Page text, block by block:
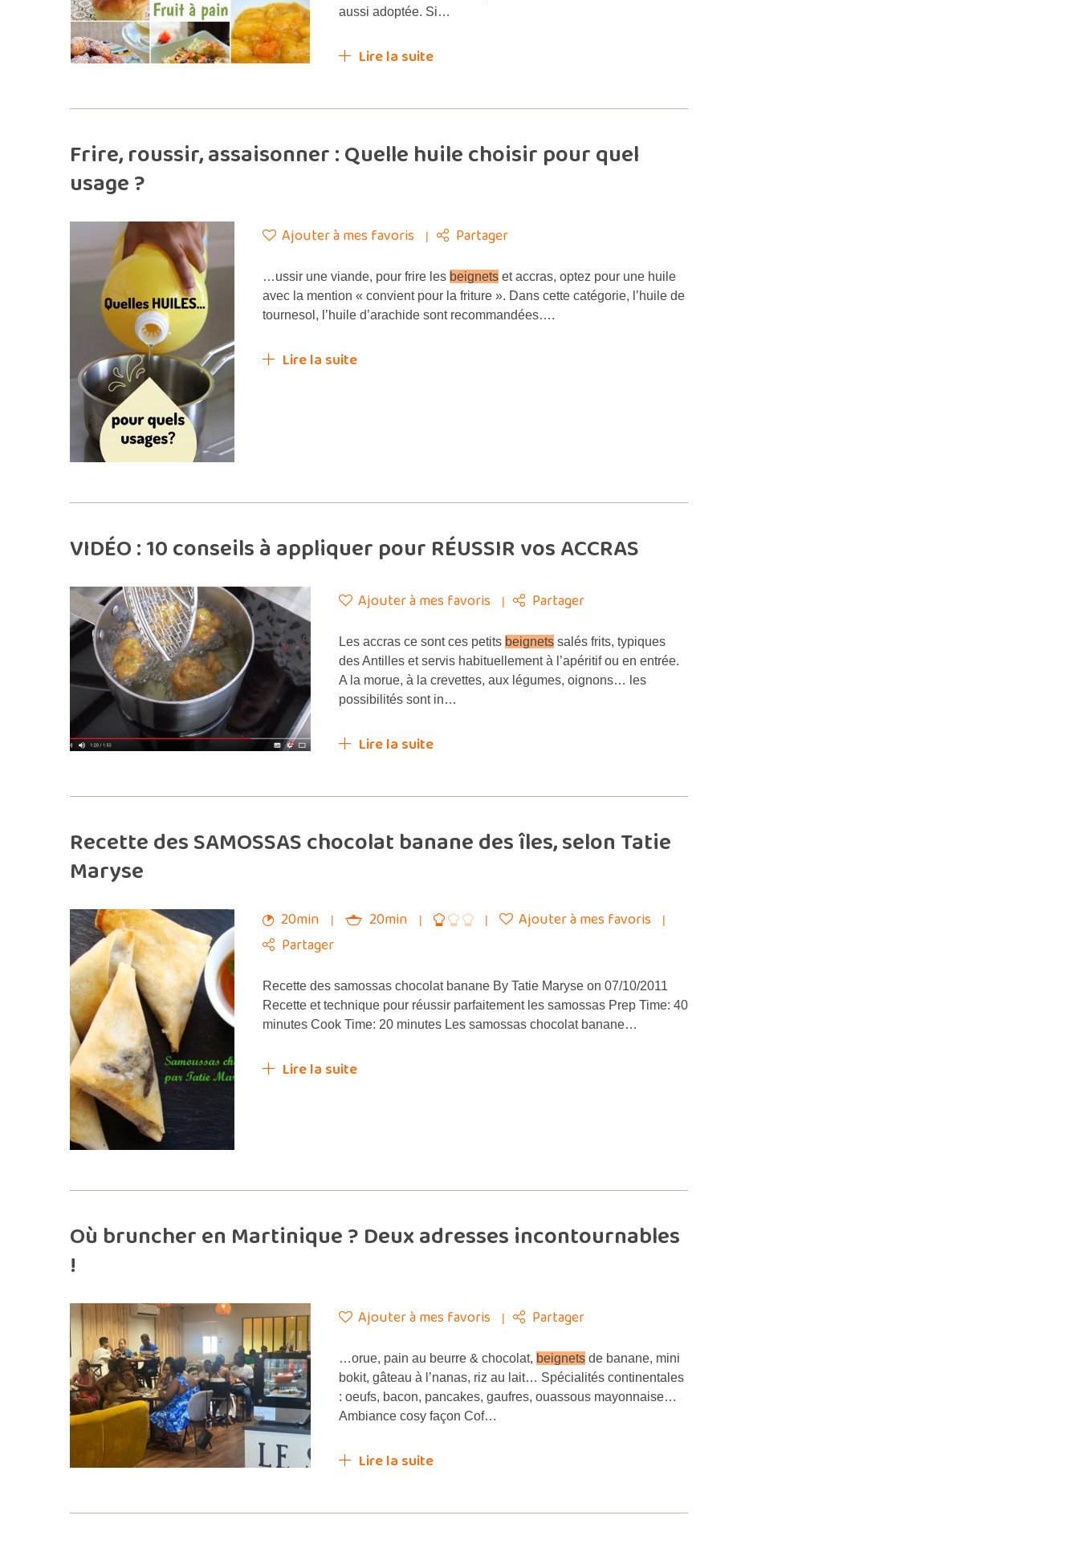
aussi adoptée. Si…
Lire la suite
Frire, roussir, assaisonner : Quelle huile choisir pour quel
usage ?
Ajouter à mes favoris Partager
…ussir une viande, pour frire les beignets et accras, optez pour une huile
avec la mention « convient pour la friture ». Dans cette catégorie, l’huile de
tournesol, l’huile d’arachide sont recommandées….
Lire la suite
VIDÉO : 10 conseils à appliquer pour RÉUSSIR vos ACCRAS
Ajouter à mes favoris Partager
Les accras ce sont ces petits beignets salés frits, typiques
des Antilles et servis habituellement à l’apéritif ou en entrée.
A la morue, à la crevettes, aux légumes, oignons… les
possibilités sont in…
Lire la suite
Recette des SAMOSSAS chocolat banane des îles, selon Tatie
Maryse
20min 20min
Ajouter à mes favoris
Partager
Recette des samossas chocolat banane By Tatie Maryse on 07/10/2011
Recette et technique pour réussir parfaitement les samossas Prep Time: 40
minutes Cook Time: 20 minutes Les samossas chocolat banane…
Lire la suite
Où bruncher en Martinique ? Deux adresses incontournables
!
Ajouter à mes favoris Partager
…orue, pain au beurre & chocolat, beignets de banane, mini
bokit, gâteau à l’nanas, riz au lait… Spécialités continentales
: oeufs, bacon, pancakes, gaufres, ouassous mayonnaise…
Ambiance cosy façon Cof…
Lire la suite